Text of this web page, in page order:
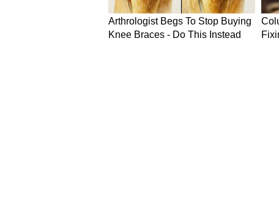
बजाज के मालिकाना हक वाले अन्य
बीच, इस भयानक लापरवाही से जागी
हथौड़ा चलाने के लिए जिला प्रशासन,